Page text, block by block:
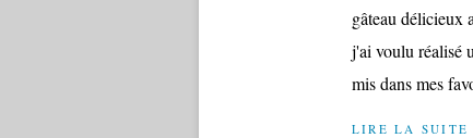
gâteau délicieux
j'ai voulu réalisé
mis dans mes
LIRE LA SUITE